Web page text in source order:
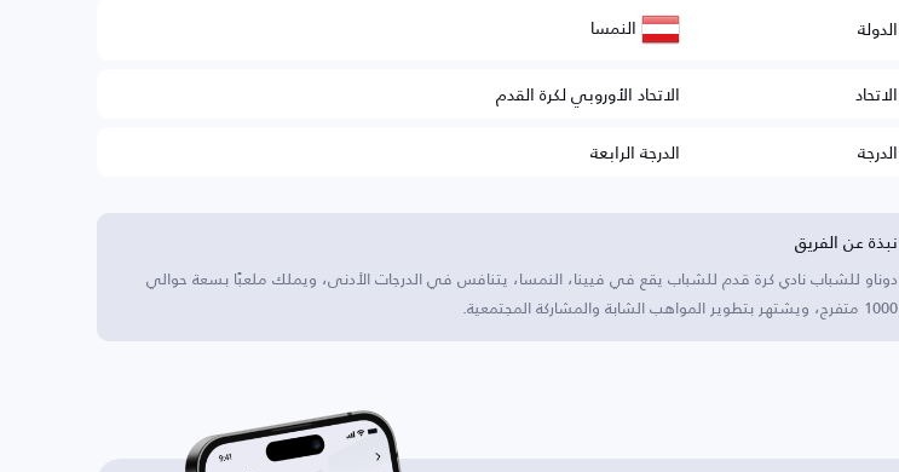
الدولة النمسا
الاتحاد
الاتحاد الأوروبي لكرة القدم
الدرجة
الدرجة الرابعة
نبذة عن الفريق
دوناو للشباب نادي كرة قدم للشباب يقع في فيينا، النمسا، يتنافس في الدرجات الأدنى، ويملك ملعبًا بسعة حوالي
1000 متفرج، ويشتهر بتطوير المواهب الشابة والمشاركة المجتمعية.